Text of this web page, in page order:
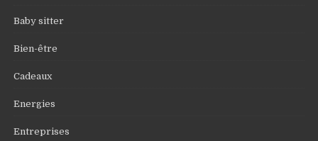
Baby sitter
Bien-être
Cadeaux
Energies
Entreprises